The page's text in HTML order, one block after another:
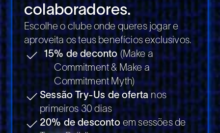
colaboradores.
Escolhe o clube onde queres jogar e
aproveita os teus benefícios exclusivos.
15% de deconto (Make a
Commitment & Make a
Commitment Myth)
Sessão Try-Us de oferta nos
primeiros 30 dias
20% de desconto em sessões de